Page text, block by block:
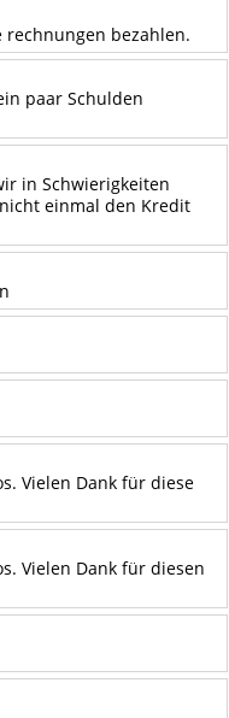
bezahlen.
paar Schulden
in Schwierigkeiten
einmal den Kredit
Vielen Dank für diese
Vielen Dank für diesen